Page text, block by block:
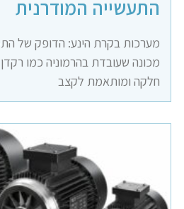
התעשייה המודרנית
מערכות בקרת הינע: הדופק של
מכונה שעובדת בהרמוניה כמו
חלקה ומותאמת לקצב